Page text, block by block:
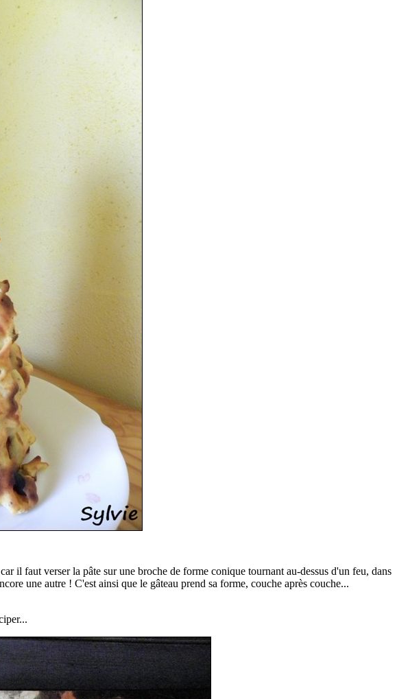
il faut verser la pâte sur une broche de forme conique tournant au-dessus d'un feu, dans
une autre ! C'est ainsi que le gâteau prend sa forme, couche après couche...